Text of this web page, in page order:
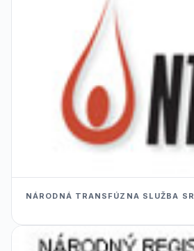
NÁRODNÁ TRANSFÚZNA SLUŽBA SR